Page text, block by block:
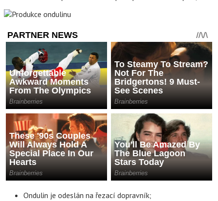
Ondulin je odeslán na řezací dopravník;